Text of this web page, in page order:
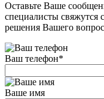
Оставьте Ваше
специалисты свяжутся
решения Вашего
Ваш телефон*
Ваше имя